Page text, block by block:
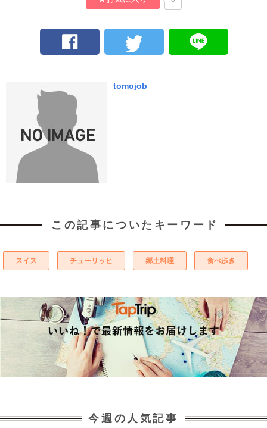
tomojob
この記事についたキーワード
スイス チューリッヒ 郷土料理 食べ歩き
今週の人気記事